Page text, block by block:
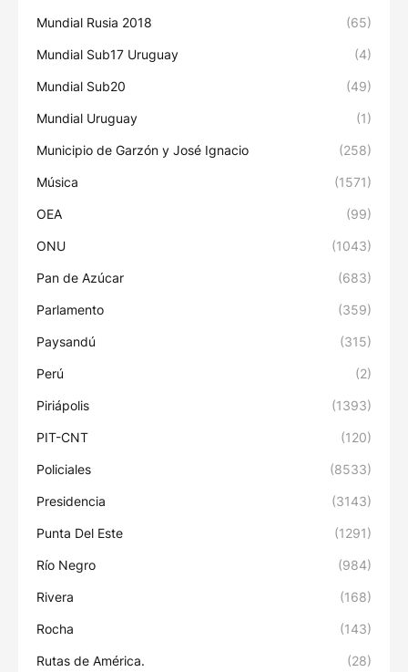
Mundial Rusia 2018 (65)
Mundial Sub17 Uruguay (4)
Mundial Sub20 (49)
Mundial Uruguay (1)
Municipio de Garzón y José Ignacio (258)
Música (1571)
OEA (99)
ONU (1043)
Pan de Azúcar (683)
Parlamento (359)
Paysandú (315)
Perú (2)
Piriápolis (1393)
PIT-CNT (120)
Policiales (8533)
Presidencia (3143)
Punta Del Este (1291)
Río Negro (984)
Rivera (168)
Rocha (143)
Rutas de América. (28)